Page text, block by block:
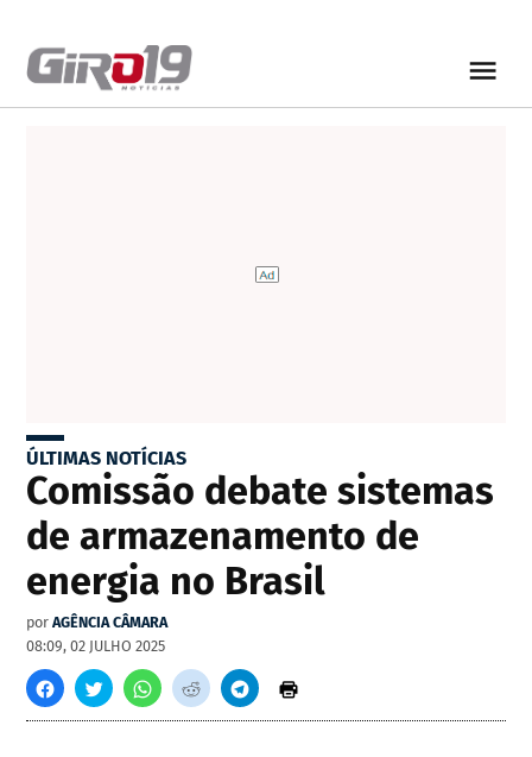
ÚLTIMAS NOTÍCIAS
Comissão debate sistemas
de armazenamento de
energia no Brasil
por AGÊNCIA CÂMARA
08:09, 02 JULHO 2025